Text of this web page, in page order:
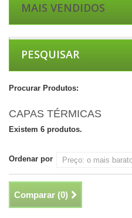
MAIS VENDIDOS
PESQUISAR
Procurar Produtos:
CAPAS TÉRMICAS
Existem 6 produtos.
Ordenar por
Comparar (0)